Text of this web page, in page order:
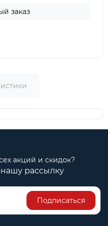
заказ
акций и скидок?
рассылку
Подписаться